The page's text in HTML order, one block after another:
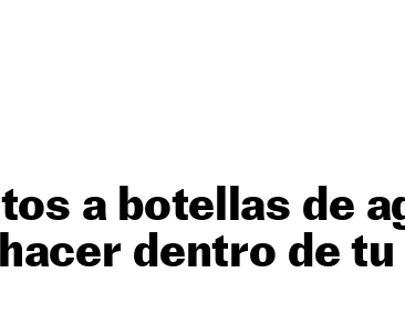
a botellas de
dentro de